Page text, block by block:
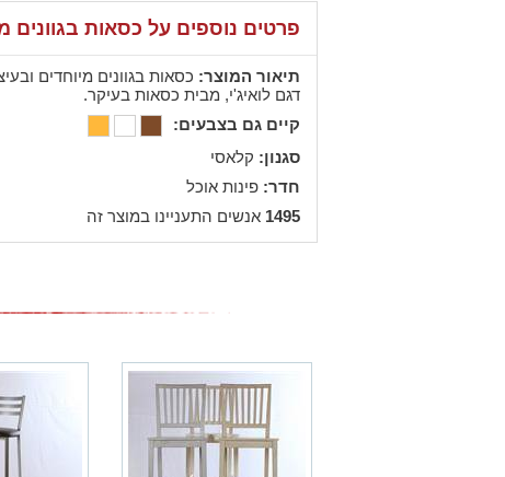
פרטים נוספים על כסאות בגוונים
תיאור המוצר: כסאות בגוונים מיוחדים
דגם לואיג'י, מבית כסאות בעיקר.
קיים גם בצבעים:
סגנון: קלאסי
חדר: פינות אוכל
1495 אנשים התעניינו במוצר זה